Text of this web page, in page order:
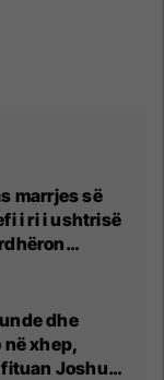
marrjes së
i ri i ushtrisë
dhe
në xhep,
Joshua